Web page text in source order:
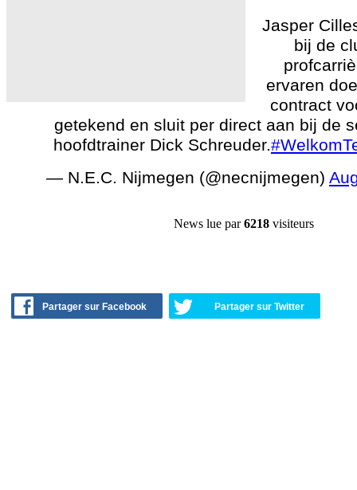
Jasper
bij de
ervaren
contract
getekend en sluit per direct aan bij de
hoofdtrainer Dick Schreuder.
— N.E.C. Nijmegen (@necnijmegen)
News lue par6218 visiteurs
Partager sur Facebook Partager sur Twitter